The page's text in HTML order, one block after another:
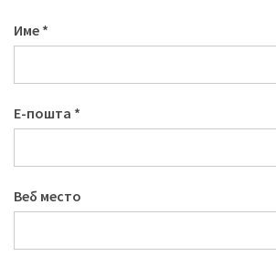
Име *
Е-пошта *
Веб место